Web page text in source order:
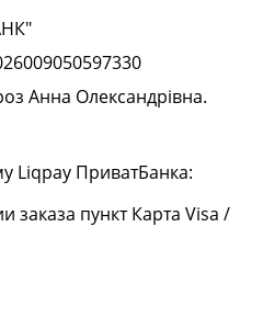
Анна Олександрівна.
Liqpay ПриватБанка:
пункт Карта Visa /